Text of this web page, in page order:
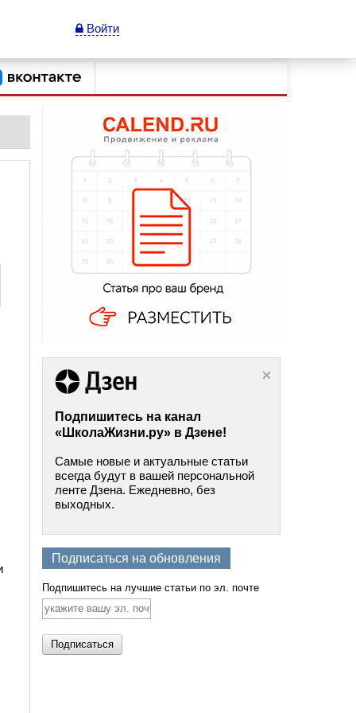
Войти
Подпишитесь на канал
«ШколаЖизни.ру» в Дзене!
Самые новые и актуальные статьи
всегда будут в вашей персональной
ленте Дзена. Ежедневно, без
выходных.
Подписаться на обновления
Подпишитесь на лучшие статьи по эл. почте